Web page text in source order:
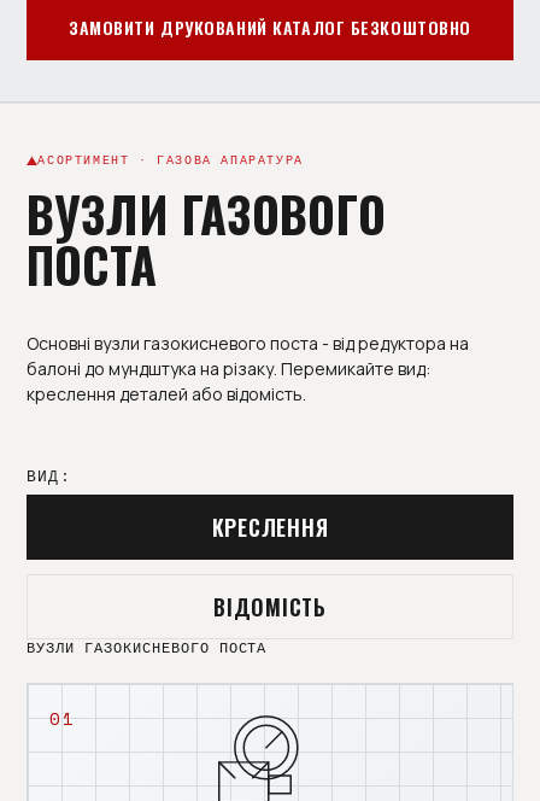
ЗАМОВИТИ ДРУКОВАНИЙ КАТАЛОГ БЕЗКОШТОВНО
АСОРТИМЕНТ · ГАЗОВА АПАРАТУРА
ВУЗЛИ ГАЗОВОГО
ПОСТА
Основні вузли газокисневого поста - від редуктора на
балоні до мундштука на різаку. Перемикайте вид:
креслення деталей або відомість.
ВИД:
КРЕСЛЕННЯ
ВІДОМІСТЬ
ВУЗЛИ ГАЗОКИСНЕВОГО ПОСТА
01